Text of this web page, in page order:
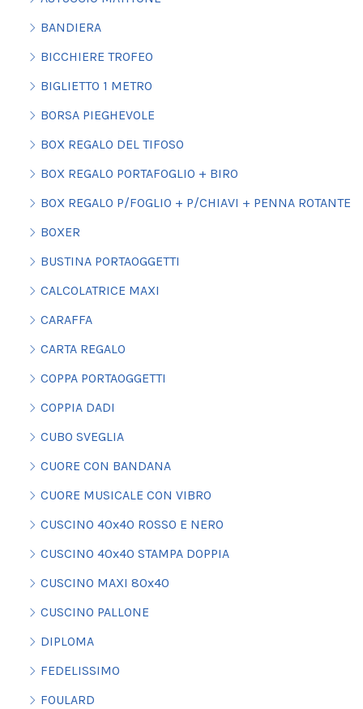
BANDIERA
BICCHIERE TROFEO
BIGLIETTO 1 METRO
BORSA PIEGHEVOLE
BOX REGALO DEL TIFOSO
BOX REGALO PORTAFOGLIO + BIRO
BOX REGALO P/FOGLIO + P/CHIAVI + PENNA ROTANTE
BOXER
BUSTINA PORTAOGGETTI
CALCOLATRICE MAXI
CARAFFA
CARTA REGALO
COPPA PORTAOGGETTI
COPPIA DADI
CUBO SVEGLIA
CUORE CON BANDANA
CUORE MUSICALE CON VIBRO
CUSCINO 40x40 ROSSO E NERO
CUSCINO 40x40 STAMPA DOPPIA
CUSCINO MAXI 80x40
CUSCINO PALLONE
DIPLOMA
FEDELISSIMO
FOULARD